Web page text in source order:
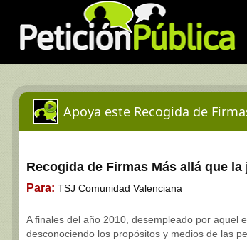
Apoya este Recogida de
Recogida de Firmas Más allá que
Para: TSJ Comunidad Valenciana
A finales del año 2010, desempleado por aquel
desconociendo los propósitos y medios de las